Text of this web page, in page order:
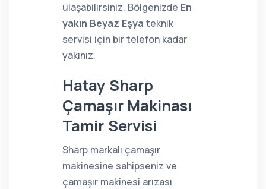
ulaşabilirsiniz. Bölgenizde En
yakın Beyaz Eşya teknik
servisi için bir telefon kadar
yakınız.
Hatay Sharp
Çamaşır Makinası
Tamir Servisi
Sharp markalı çamaşır
makinesine sahipseniz ve
çamaşır makinesi arızası